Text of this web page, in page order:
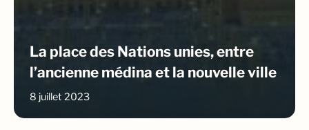
La place des Nations unies, entre
l’ancienne médina et la nouvelle ville
8 juillet 2023